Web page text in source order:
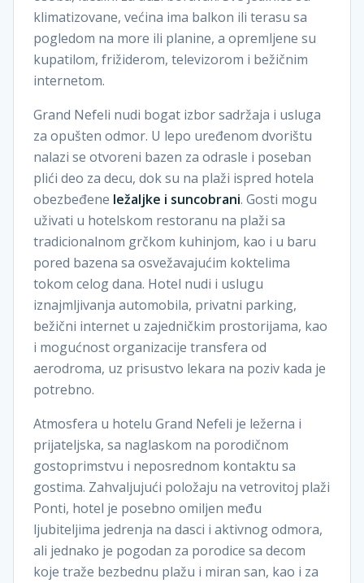
klimatizovane, većina ima balkon ili terasu sa
pogledom na more ili planine, a opremljene su
kupatilom, frižiderom, televizorom i bežičnim
internetom.
Grand Nefeli nudi bogat izbor sadržaja i usluga
za opušten odmor. U lepo uređenom dvorištu
nalazi se otvoreni bazen za odrasle i poseban
plići deo za decu, dok su na plaži ispred hotela
obezbeđene ležaljke i suncobrani. Gosti mogu
uživati u hotelskom restoranu na plaži sa
tradicionalnom grčkom kuhinjom, kao i u baru
pored bazena sa osvežavajućim koktelima
tokom celog dana. Hotel nudi i uslugu
iznajmljivanja automobila, privatni parking,
bežični internet u zajedničkim prostorijama, kao
i mogućnost organizacije transfera od
aerodroma, uz prisustvo lekara na poziv kada je
potrebno.
Atmosfera u hotelu Grand Nefeli je ležerna i
prijateljska, sa naglaskom na porodičnom
gostoprimstvu i neposrednom kontaktu sa
gostima. Zahvaljujući položaju na vetrovitoj plaži
Ponti, hotel je posebno omiljen među
ljubiteljima jedrenja na dasci i aktivnog odmora,
ali jednako je pogodan za porodice sa decom
koje traže bezbednu plažu i miran san, kao i za